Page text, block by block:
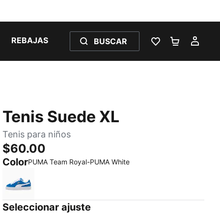
REBAJAS BUSCAR
LISTA DE
Tenis Suede XL
Tenis para niños
$60.00
ColorPUMA Team Royal-PUMA White
PUMA Team Royal-PUMA White
Seleccionar ajuste